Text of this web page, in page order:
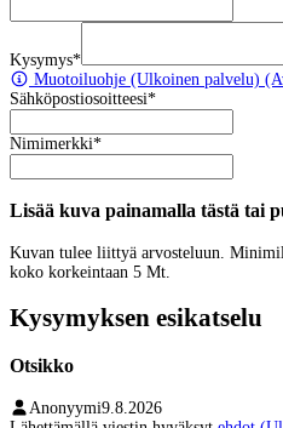
Kysymys*
Muotoiluohje (Ulkoinen palvelu)
Sähköpostiosoitteesi*
Nimimerkki*
Lisää kuva painamalla tästä tai
Kuvan tulee liittyä arvosteluun.
koko korkeintaan 5 Mt.
Kysymyksen esikatselu
Otsikko
Anonyymi9.8.2026